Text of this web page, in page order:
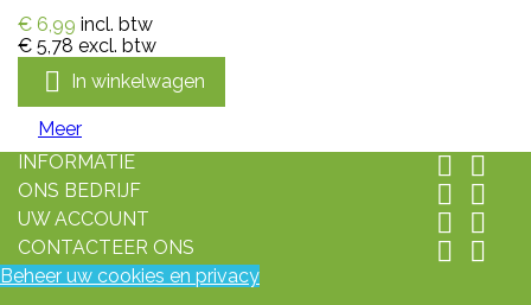
€ 6,99 incl. btw
€ 5,78 excl. btw
 In winkelwagen
Meer
INFORMATIE
 
ONS BEDRIJF  
UW ACCOUNT  
CONTACTEER ONS  
Beheer uw cookies en privacy